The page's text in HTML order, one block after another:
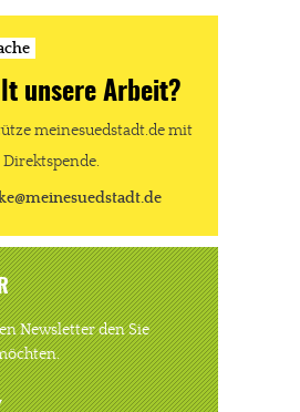
unsere Arbeit?
meinesuedstadt.de mit
Newsletter den Sie